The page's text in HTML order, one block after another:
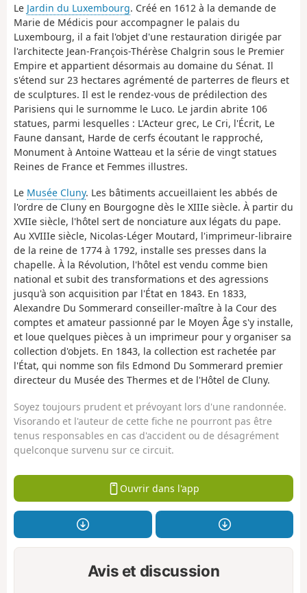
Le Jardin du Luxembourg. Créé en 1612 à la demande de
Marie de Médicis pour accompagner le palais du
Luxembourg, il a fait l'objet d'une restauration dirigée par
l'architecte Jean-François-Thérèse Chalgrin sous le Premier
Empire et appartient désormais au domaine du Sénat. Il
s'étend sur 23 hectares agrémenté de parterres de fleurs et
de sculptures. Il est le rendez-vous de prédilection des
Parisiens qui le surnomme le Luco. Le jardin abrite 106
statues, parmi lesquelles : L'Acteur grec, Le Cri, l'Écrit, Le
Faune dansant, Harde de cerfs écoutant le rapproché,
Monument à Antoine Watteau et la série de vingt statues
Reines de France et Femmes illustres.
Le Musée Cluny. Les bâtiments accueillaient les abbés de
l'ordre de Cluny en Bourgogne dès le XIIIe siècle. À partir du
XVIIe siècle, l'hôtel sert de nonciature aux légats du pape.
Au XVIIIe siècle, Nicolas-Léger Moutard, l'imprimeur-libraire
de la reine de 1774 à 1792, installe ses presses dans la
chapelle. À la Révolution, l'hôtel est vendu comme bien
national et subit des transformations et des agressions
jusqu'à son acquisition par l'État en 1843. En 1833,
Alexandre Du Sommerard conseiller-maître à la Cour des
comptes et amateur passionné par le Moyen Âge s'y installe,
et loue quelques pièces à un imprimeur pour y organiser sa
collection d'objets. En 1843, la collection est rachetée par
l'État, qui nomme son fils Edmond Du Sommerard premier
directeur du Musée des Thermes et de l'Hôtel de Cluny.
Soyez toujours prudent et prévoyant lors d'une randonnée.
Visorando et l'auteur de cette fiche ne pourront pas être
tenus responsables en cas d'accident ou de désagrément
quelconque survenu sur ce circuit.
Ouvrir dans l'app
Avis et discussion